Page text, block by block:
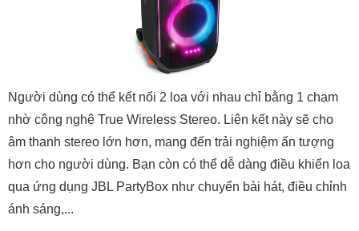
Người dùng có thể kết nối 2 loa với nhau chỉ bằng 1 chạm
nhờ công nghệ True Wireless Stereo. Liên kết này sẽ cho
âm thanh stereo lớn hơn, mang đến trải nghiệm ấn tượng
hơn cho người dùng. Bạn còn có thể dễ dàng điều khiển loa
qua ứng dụng JBL PartyBox như chuyển bài hát, điều chỉnh
ánh sáng,...